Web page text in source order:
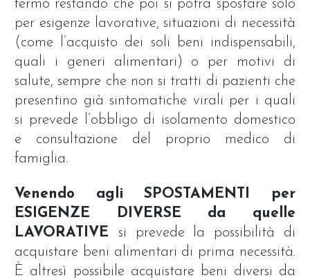
fermo restando che poi si potrà spostare solo
per esigenze lavorative, situazioni di necessità
(come l’acquisto dei soli beni indispensabili,
quali i generi alimentari) o per motivi di
salute, sempre che non si tratti di pazienti che
presentino già sintomatiche virali per i quali
si prevede l’obbligo di isolamento domestico
e consultazione del proprio medico di
famiglia.
Venendo agli SPOSTAMENTI per
ESIGENZE DIVERSE da quelle
LAVORATIVE si prevede la possibilità di
acquistare beni alimentari di prima necessità.
È altresì possibile acquistare beni diversi da